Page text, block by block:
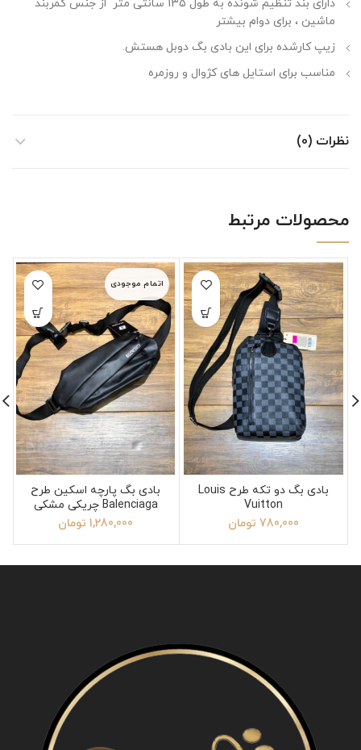
دارای بند تنظیم شونده به طول 135 سانتی متر از جنس کمربند
ماشین ، برای دوام بیشتر
زیپ کارشده برای این بادی بگ دوبل هستش.
مناسب برای استایل های کژوال و روزمره
نظرات (0)
محصولات مرتبط
بادی بگ دو تکه طرح Louis
Vuitton
780,000 تومان
اتمام موجودی
بادی بگ پارچه اسکین طرح
Balenciaga چریکی مشکی
1,280,000 تومان